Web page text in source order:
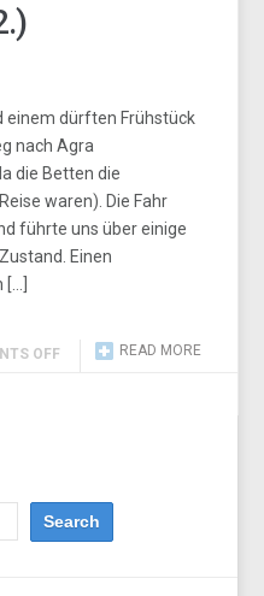
einem dürften Frühstück
nach Agra
die Betten die
waren). Die Fahr
führte uns über einige
Einen
READ MORE
OFF